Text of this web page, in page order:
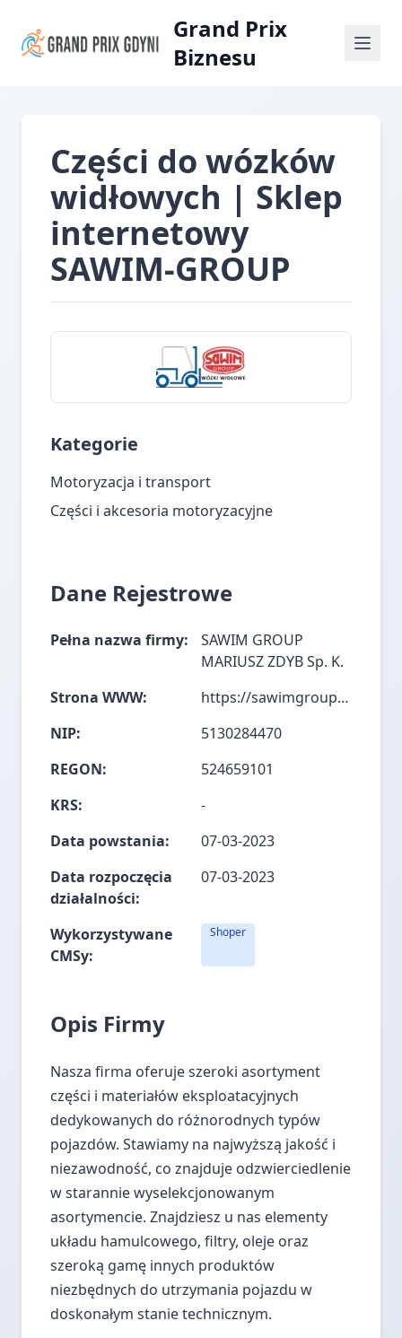
Grand Prix
Biznesu
Części do wózków
widłowych | Sklep
internetowy
SAWIM-GROUP
Kategorie
Motoryzacja i transport
Części i akcesoria motoryzacyjne
Dane Rejestrowe
Pełna nazwa firmy:
SAWIM GROUP
MARIUSZ ZDYB Sp. K.
Strona WWW:
https://sawimgroup.com/
NIP:
5130284470
REGON:
524659101
KRS:
-
Data powstania:
07-03-2023
Data rozpoczęcia
działalności:
07-03-2023
Wykorzystywane
CMSy:
Shoper
Opis Firmy
Nasza firma oferuje szeroki asortyment
części i materiałów eksploatacyjnych
dedykowanych do różnorodnych typów
pojazdów. Stawiamy na najwyższą jakość i
niezawodność, co znajduje odzwierciedlenie
w starannie wyselekcjonowanym
asortymencie. Znajdziesz u nas elementy
układu hamulcowego, filtry, oleje oraz
szeroką gamę innych produktów
niezbędnych do utrzymania pojazdu w
doskonałym stanie technicznym.